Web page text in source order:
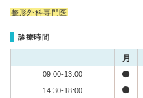
整形外科専門医
診療時間
月
09:00-13:00
14:30-18:00